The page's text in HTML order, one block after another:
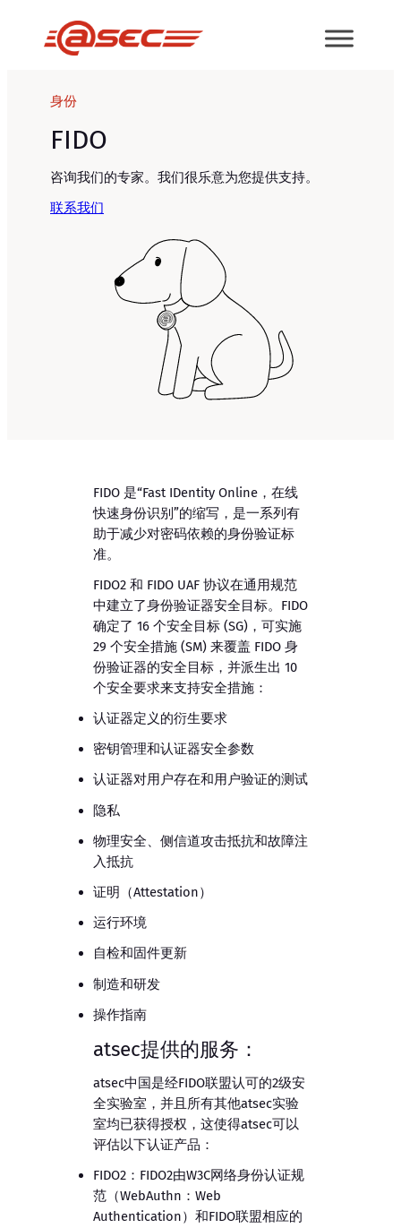
身份
FIDO
咨询我们的专家。我们很乐意为您提供支持。
联系我们
FIDO 是“Fast IDentity Online，在线
快速身份识别”的缩写，是一系列有
助于减少对密码依赖的身份验证标
准。
FIDO2 和 FIDO UAF 协议在通用规范
中建立了身份验证器安全目标。FIDO
确定了 16 个安全目标 (SG)，可实施
29 个安全措施 (SM) 来覆盖 FIDO 身
份验证器的安全目标，并派生出 10
个安全要求来支持安全措施：
认证器定义的衍生要求
密钥管理和认证器安全参数
认证器对用户存在和用户验证的测试
隐私
物理安全、侧信道攻击抵抗和故障注
入抵抗
证明（Attestation）
运行环境
自检和固件更新
制造和研发
操作指南
atsec提供的服务：
atsec中国是经FIDO联盟认可的2级安
全实验室，并且所有其他atsec实验
室均已获得授权，这使得atsec可以
评估以下认证产品：
FIDO2：FIDO2由W3C网络身份认证规
范（WebAuthn：Web
Authentication）和FIDO联盟相应的